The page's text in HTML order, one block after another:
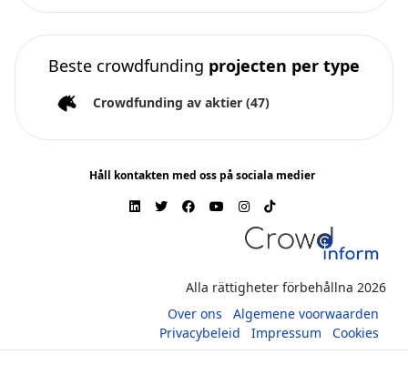
Beste crowdfunding projecten per type
Crowdfunding av aktier (47)
Håll kontakten med oss på sociala medier
Alla rättigheter förbehållna 2026
Over ons
Algemene voorwaarden
Privacybeleid
Impressum Cookies